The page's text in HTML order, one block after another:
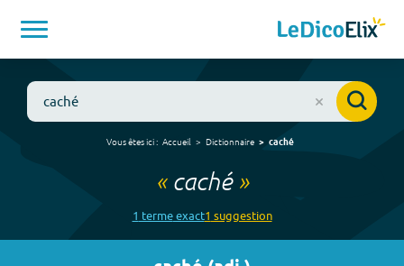
Vous êtes ici : Accueil Dictionnaire caché
« caché»
1 termeexact1 suggestion